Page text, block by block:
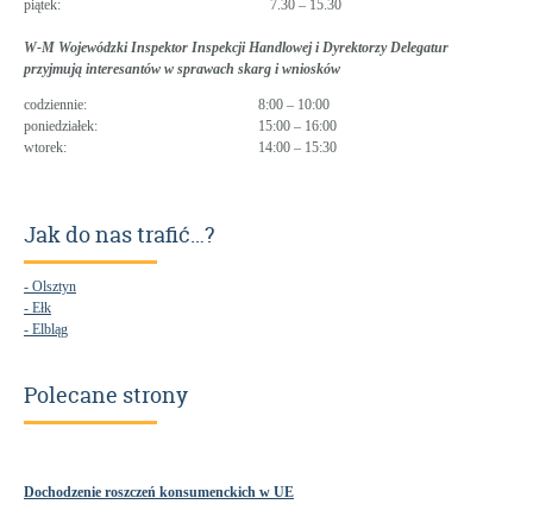
piątek:
7.30 – 15.30
W-M Wojewódzki Inspektor Inspekcji Handlowej i Dyrektorzy Delegatur
przyjmują interesantów w sprawach skarg i wniosków
codziennie:
8:00 – 10:00
poniedziałek:
15:00 – 16:00
wtorek:
14:00 – 15:30
Jak do nas trafić…?
- Olsztyn
- Ełk
- Elbląg
Polecane strony
Dochodzenie roszczeń konsumenckich w UE